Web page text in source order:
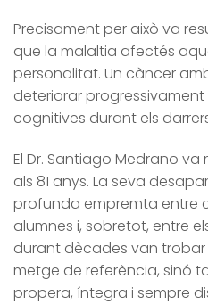
Precisament per això va
que la malaltia afectés
personalitat. Un càncer
deteriorar
cognitives durant els
El Dr. Santiago Medrano va
als 81 anys. La seva
profunda empremta entre
alumnes i, sobretot, entre
durant dècades van trobar
metge de referència, sinó
propera, íntegra i sempre